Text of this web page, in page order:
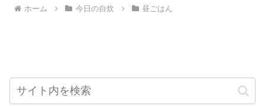
ホーム 今日の自炊 昼ごはん